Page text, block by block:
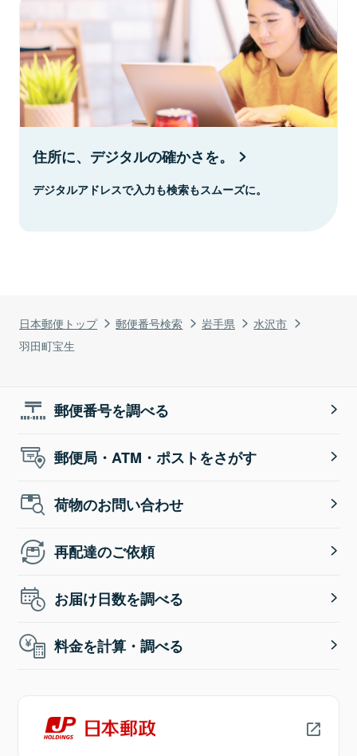
日本郵便トップ 郵便番号検索 岩手県
水沢市
羽田町宝生
住所に、デジタルの確かさを。
デジタルアドレスで入力も検索もスムーズに。
郵便番号を調べる
郵便局・ATM・ポストをさがす
荷物のお問い合わせ
再配達のご依頼
お届け日数を調べる
料金を計算・調べる